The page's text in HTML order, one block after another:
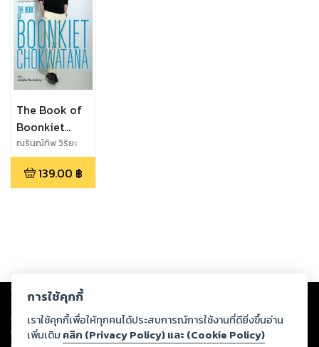
The Book of
Boonkiet
Chokwatana
ณรินณ์ทิพ วิริยะ
บัณฑิตกุล
139.00 ฿
Copyright © 2026
ต่อผลงานหรือเนื้อหาใดที่อัปโหลดผ่านเว็บไซต์และปรากฏว่าละเมิดสิทธิใน
ทรัพย์สินทางปัญญาของบุคคลอื่นหรือขัดต่อกฎหมายและศีลธรรม ดังนั้น ผู้อ่าน
ทุกท่านโปรดใช้วิจารณญาณในการกลั่นกรองด้วยตนเอง และหากท่านพบว่าส่วน
การใช้คุกกี้
เราใช้คุกกี้เพื่อให้ทุกคนได้ประสบการณ์การใช้งานที่ดียิ่งขึ้นอ่าน
เพิ่มเติม คลิก (Privacy Policy) และ (Cookie Policy)